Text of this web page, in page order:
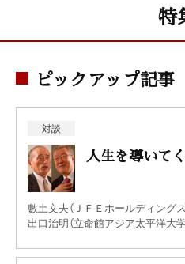
特
ピックアップ記事
対談
人生を導いて
數土文夫（ＪＦＥホールディング
出口治明（立命館アジア太平洋大学